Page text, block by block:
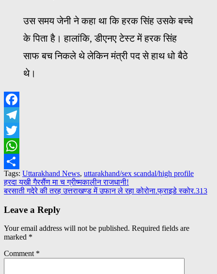
उस समय जेनी ने कहा था कि हरक सिंह उसके बच्चे
के पिता है। हालांकि, डीएनए टेस्ट में हरक सिंह
साफ बच निकले थे लेकिन मंत्री पद से हाथ धो बैठे
थे।
Facebook
Telegram
Twitter
WhatsApp
Share
Tags: Uttarakhand News, uttarakhand/sex scandal/high profile
Post
navigation
हरदा यखी गैरसैंण मा च ग्रीष्मकालीन राजधानी!
बरसाती गदेरे की तरह उत्तराखण्ड में उफान ले रहा कोरोना.फ्राइडे स्कोर.313
Leave a Reply
Your email address will not be published. Required fields are
marked *
Comment *